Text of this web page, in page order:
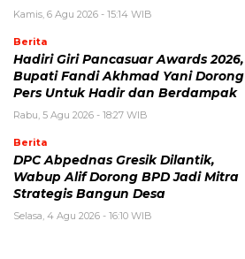
Kamis, 6 Agu 2026 - 15:14 WIB
Berita
Hadiri Giri Pancasuar Awards 2026,
Bupati Fandi Akhmad Yani Dorong
Pers Untuk Hadir dan Berdampak
Rabu, 5 Agu 2026 - 18:27 WIB
Berita
DPC Abpednas Gresik Dilantik,
Wabup Alif Dorong BPD Jadi Mitra
Strategis Bangun Desa
Selasa, 4 Agu 2026 - 16:10 WIB